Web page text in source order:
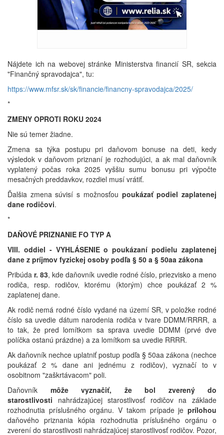
Nájdete ich na webovej stránke Ministerstva financií SR, sekcia
"Finančný spravodajca", tu:
https://www.mfsr.sk/sk/financie/financny-spravodajca/2025/
*
ZMENY OPROTI ROKU 2024
Nie sú temer žiadne.
Zmena sa týka postupu pri daňovom bonuse na deti, kedy
výsledok v daňovom priznaní je rozhodujúci, a ak mal daňovník
vyplatený počas roka 2025 vyššiu sumu bonusu pri výpočte
mesačných preddavkov, rozdiel musí vrátiť.
Ďalšia zmena súvisí s možnosťou poukázať podiel zaplatenej
dane rodičovi.
*
DAŇOVÉ PRIZNANIE FO TYP A
VIII. oddiel - VYHLÁSENIE o poukázaní podielu zaplatenej
dane z príjmov fyzickej osoby podľa § 50 a § 50aa zákona
Pribúda r. 83, kde daňovník uvedie rodné číslo, priezvisko a meno
rodiča, resp. rodičov, ktorému (ktorým) chce poukázať 2 %
zaplatenej dane.
Ak rodič nemá rodné číslo vydané na území SR, v položke rodné
číslo sa uvedie dátum narodenia rodiča v tvare DDMM/RRRR, a
to tak, že pred lomítkom sa sprava uvedie DDMM (prvé dve
políčka ostanú prázdne) a za lomítkom sa uvedie RRRR.
Ak daňovník nechce uplatniť postup podľa § 50aa zákona (nechce
poukázať 2 % dane ani jednému z rodičov), vyznačí to v
osobitnom "zaškrtávacom" poli.
Daňovník
môže vyznačiť, že bol zverený do
starostlivosti
nahrádzajúcej starostlivosť rodičov na základe
rozhodnutia príslušného orgánu. V takom prípade je prílohou
daňového priznania kópia rozhodnutia príslušného orgánu o
zverení do starostlivosti nahrádzajúcej starostlivosť rodičov. Pozor,